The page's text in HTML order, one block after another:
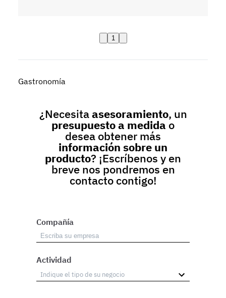
1
Gastronomía
¿Necesitaasesoramiento, un
presupuesto a medida o
desea obtener más
información sobre un
producto? ¡Escríbenos y en
breve nos pondremos en
contacto contigo!
Compañía
Actividad